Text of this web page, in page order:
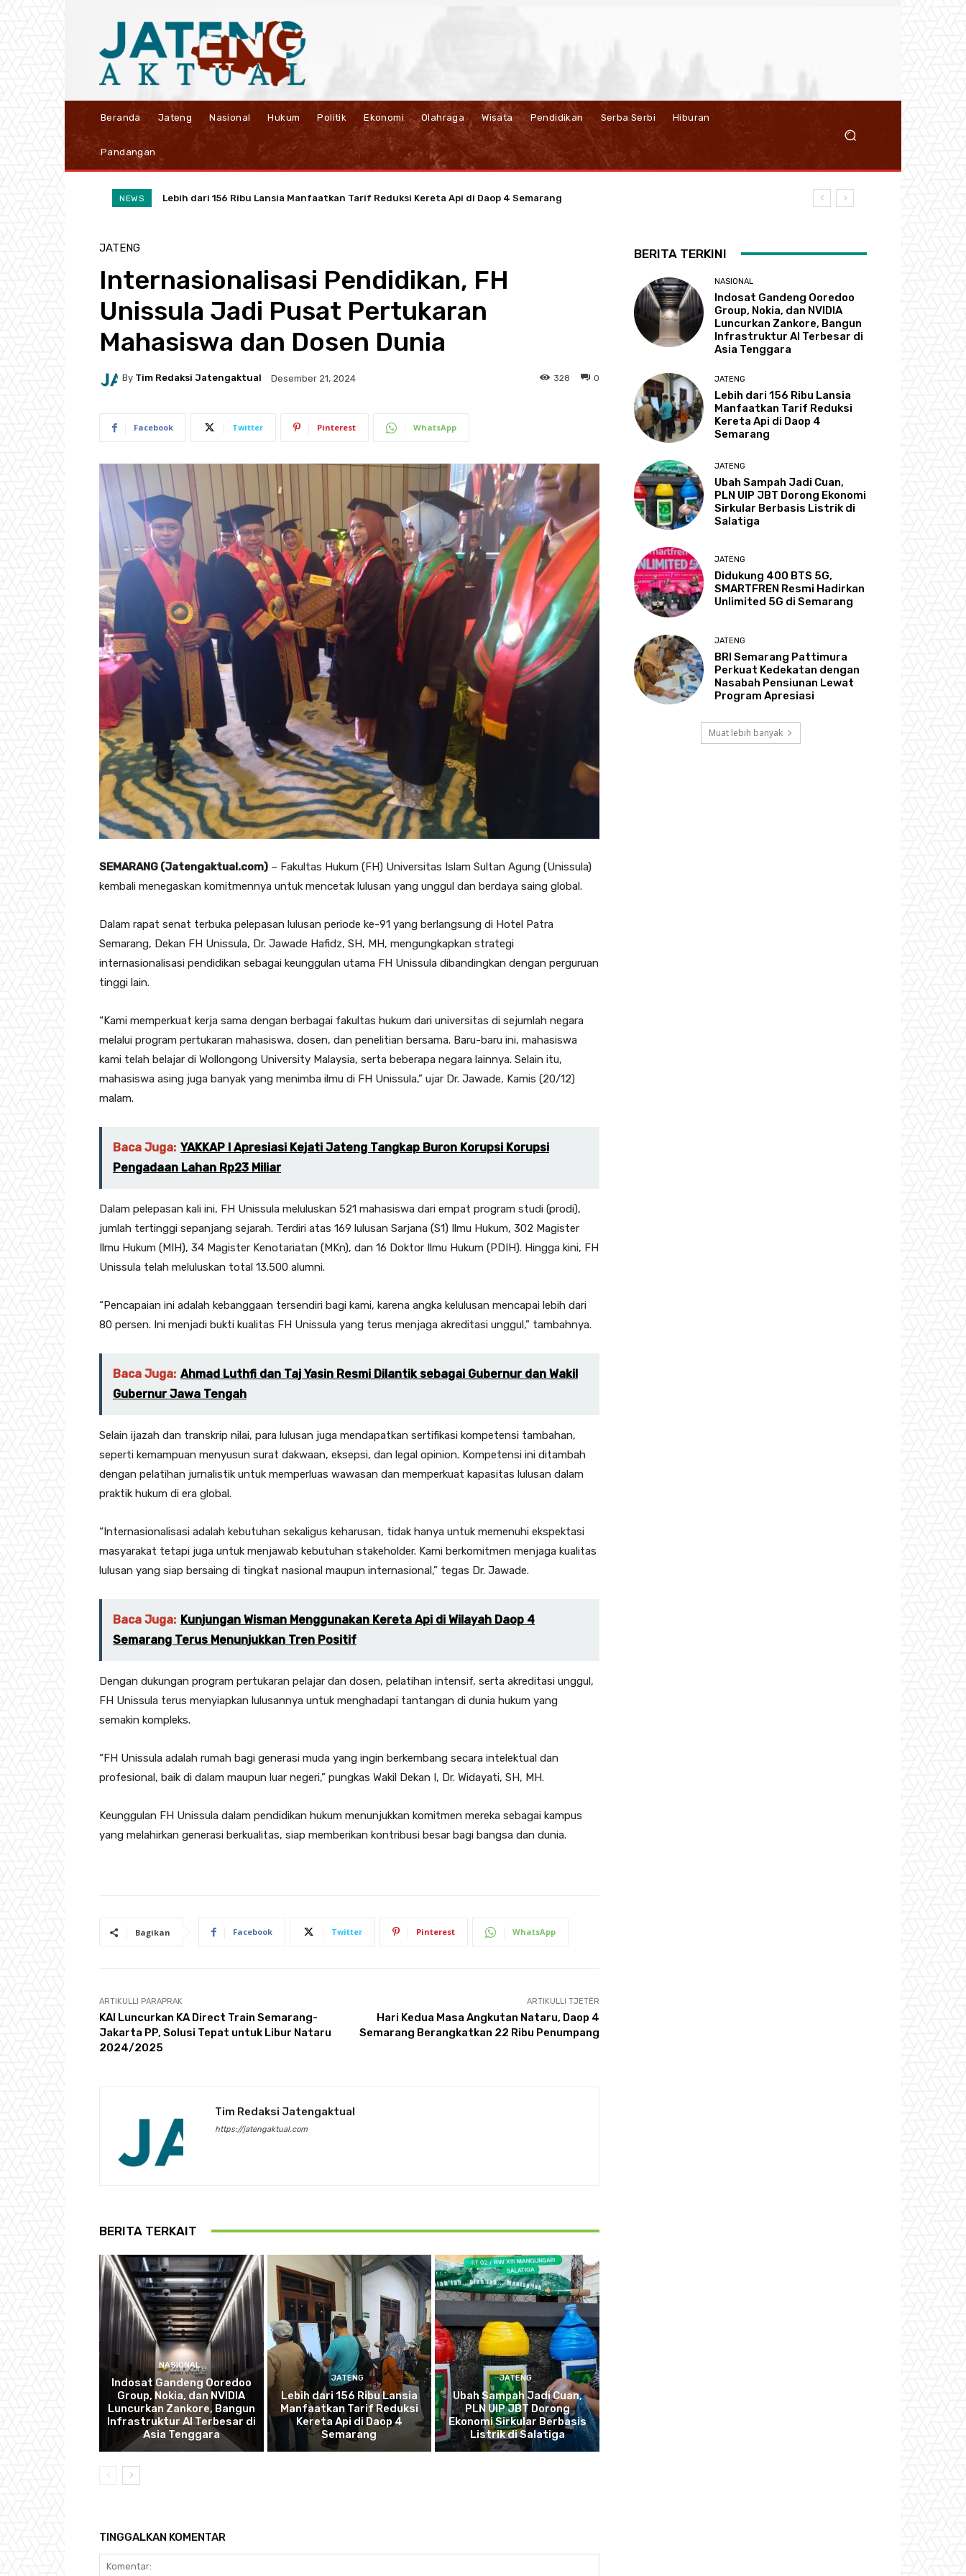
Beranda Jateng Nasional Hukum Politik Ekonomi Olahraga Wisata Pendidikan Serba Serbi Hiburan
Pandangan
NEWS Lebih dari 156 Ribu Lansia Manfaatkan Tarif Reduksi Kereta Api di Daop 4 Semarang
Ubah Sampah Jadi Cuan, PLN UIP JBT Dorong Ekonomi Sirkular Berbasis Listrik di Salatiga
JATENG
Internasionalisasi Pendidikan, FH
Unissula Jadi Pusat Pertukaran
Mahasiswa dan Dosen Dunia
By Tim Redaksi Jatengaktual Desember 21, 2024 0
328
Facebook Twitter Pinterest WhatsApp
SEMARANG (Jatengaktual.com) – Fakultas Hukum (FH) Universitas Islam Sultan Agung (Unissula)
kembali menegaskan komitmennya untuk mencetak lulusan yang unggul dan berdaya saing global.
Dalam rapat senat terbuka pelepasan lulusan periode ke-91 yang berlangsung di Hotel Patra
Semarang, Dekan FH Unissula, Dr. Jawade Hafidz, SH, MH, mengungkapkan strategi
internasionalisasi pendidikan sebagai keunggulan utama FH Unissula dibandingkan dengan perguruan
tinggi lain.
“Kami memperkuat kerja sama dengan berbagai fakultas hukum dari universitas di sejumlah negara
melalui program pertukaran mahasiswa, dosen, dan penelitian bersama. Baru-baru ini, mahasiswa
kami telah belajar di Wollongong University Malaysia, serta beberapa negara lainnya. Selain itu,
mahasiswa asing juga banyak yang menimba ilmu di FH Unissula,” ujar Dr. Jawade, Kamis (20/12)
malam.
Baca Juga: YAKKAP I Apresiasi Kejati Jateng Tangkap Buron Korupsi Korupsi
Pengadaan Lahan Rp23 Miliar
Dalam pelepasan kali ini, FH Unissula meluluskan 521 mahasiswa dari empat program studi (prodi),
jumlah tertinggi sepanjang sejarah. Terdiri atas 169 lulusan Sarjana (S1) Ilmu Hukum, 302 Magister
Ilmu Hukum (MIH), 34 Magister Kenotariatan (MKn), dan 16 Doktor Ilmu Hukum (PDIH). Hingga kini, FH
Unissula telah meluluskan total 13.500 alumni.
“Pencapaian ini adalah kebanggaan tersendiri bagi kami, karena angka kelulusan mencapai lebih dari
80 persen. Ini menjadi bukti kualitas FH Unissula yang terus menjaga akreditasi unggul,” tambahnya.
Baca Juga: Ahmad Luthfi dan Taj Yasin Resmi Dilantik sebagai Gubernur dan Wakil
Gubernur Jawa Tengah
Selain ijazah dan transkrip nilai, para lulusan juga mendapatkan sertifikasi kompetensi tambahan,
seperti kemampuan menyusun surat dakwaan, eksepsi, dan legal opinion. Kompetensi ini ditambah
dengan pelatihan jurnalistik untuk memperluas wawasan dan memperkuat kapasitas lulusan dalam
praktik hukum di era global.
“Internasionalisasi adalah kebutuhan sekaligus keharusan, tidak hanya untuk memenuhi ekspektasi
masyarakat tetapi juga untuk menjawab kebutuhan stakeholder. Kami berkomitmen menjaga kualitas
lulusan yang siap bersaing di tingkat nasional maupun internasional,” tegas Dr. Jawade.
Baca Juga: Kunjungan Wisman Menggunakan Kereta Api di Wilayah Daop 4
Semarang Terus Menunjukkan Tren Positif
Dengan dukungan program pertukaran pelajar dan dosen, pelatihan intensif, serta akreditasi unggul,
FH Unissula terus menyiapkan lulusannya untuk menghadapi tantangan di dunia hukum yang
semakin kompleks.
“FH Unissula adalah rumah bagi generasi muda yang ingin berkembang secara intelektual dan
profesional, baik di dalam maupun luar negeri,” pungkas Wakil Dekan I, Dr. Widayati, SH, MH.
Keunggulan FH Unissula dalam pendidikan hukum menunjukkan komitmen mereka sebagai kampus
yang melahirkan generasi berkualitas, siap memberikan kontribusi besar bagi bangsa dan dunia.
Bagikan Facebook Twitter Pinterest WhatsApp
ARTIKULLI PARAPRAK
KAI Luncurkan KA Direct Train Semarang-
Jakarta PP, Solusi Tepat untuk Libur Nataru
2024/2025
ARTIKULLI TJETËR
Hari Kedua Masa Angkutan Nataru, Daop 4
Semarang Berangkatkan 22 Ribu Penumpang
Tim Redaksi Jatengaktual
https://jatengaktual.com
BERITA TERKAIT
NASIONAL
Indosat Gandeng Ooredoo
Group, Nokia, dan NVIDIA
Luncurkan Zankore, Bangun
Infrastruktur AI Terbesar di
Asia Tenggara
JATENG
Lebih dari 156 Ribu Lansia
Manfaatkan Tarif Reduksi
Kereta Api di Daop 4
Semarang
JATENG
Ubah Sampah Jadi Cuan,
PLN UIP JBT Dorong
Ekonomi Sirkular Berbasis
Listrik di Salatiga
TINGGALKAN KOMENTAR
BERITA TERKINI
NASIONAL
Indosat Gandeng Ooredoo
Group, Nokia, dan NVIDIA
Luncurkan Zankore, Bangun
Infrastruktur AI Terbesar di
Asia Tenggara
JATENG
Lebih dari 156 Ribu Lansia
Manfaatkan Tarif Reduksi
Kereta Api di Daop 4
Semarang
JATENG
Ubah Sampah Jadi Cuan,
PLN UIP JBT Dorong Ekonomi
Sirkular Berbasis Listrik di
Salatiga
JATENG
Didukung 400 BTS 5G,
SMARTFREN Resmi Hadirkan
Unlimited 5G di Semarang
JATENG
BRI Semarang Pattimura
Perkuat Kedekatan dengan
Nasabah Pensiunan Lewat
Program Apresiasi
Muat lebih banyak